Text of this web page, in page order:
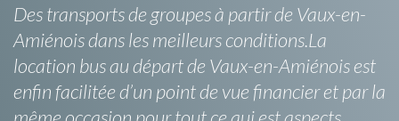
Des transports de groupes à partir de Vaux-en-
Amiénois dans les meilleurs conditions.La
location bus au départ de Vaux-en-Amiénois est
enfin facilitée d’un point de vue financier et par la